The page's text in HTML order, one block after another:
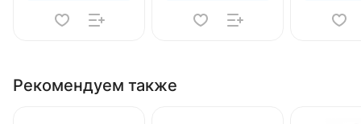
Рекомендуем также